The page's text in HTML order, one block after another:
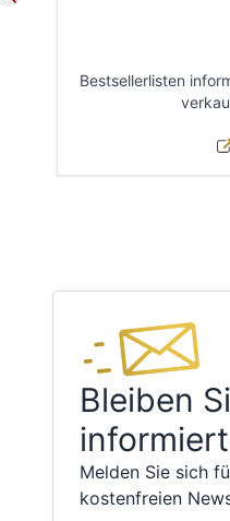
Bestsellerlisten
Bleiben
Melden Sie sich
kostenfreien